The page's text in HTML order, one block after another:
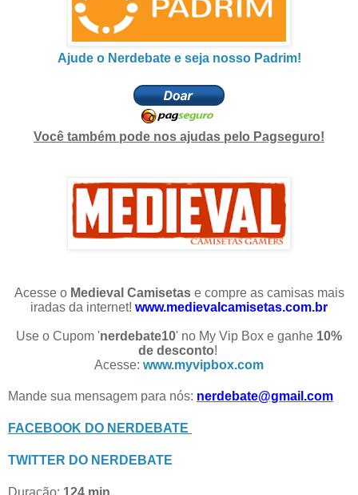
Ajude o Nerdebate e seja nosso Padrim!
Você também pode nos ajudas pelo Pagseguro!
Acesse o Medieval Camisetase compre as camisas mais
iradas da internet! www.medievalcamisetas.com.br
Use o Cupom 'nerdebate10' no My Vip Box e ganhe 10%
de desconto!
Acesse: www.myvipbox.com
Mande sua mensagem para nós: nerdebate@gmail.com
FACEBOOK DO NERDEBATE
TWITTER DO NERDEBATE